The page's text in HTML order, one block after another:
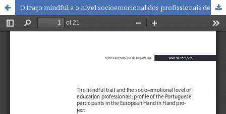
O traço mindful e o nível socioemocional dos profissionais de educação